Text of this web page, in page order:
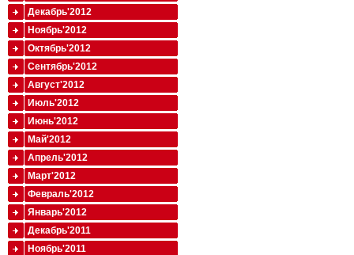
Декабрь'2012
Ноябрь'2012
Октябрь'2012
Сентябрь'2012
Август'2012
Июль'2012
Июнь'2012
Май'2012
Апрель'2012
Март'2012
Февраль'2012
Январь'2012
Декабрь'2011
Ноябрь'2011